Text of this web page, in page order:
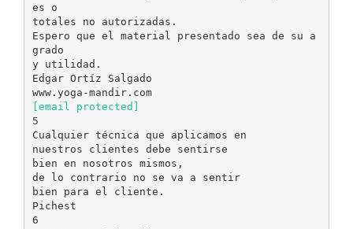
es o
totales no autorizadas.
Espero que el material presentado sea de su a
grado
y utilidad.
Edgar Ortíz Salgado
www.yoga-mandir.com
[email protected]